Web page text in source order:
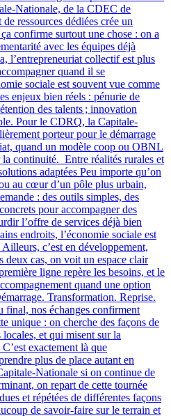
Nationale, de la CDEC de
ressources dédiées crée un
confirme surtout une chose : on a
avec les équipes déjà
l’entrepreneuriat collectif est plus
quand il se
sociale est souvent vue comme
enjeux bien réels : pénurie de
des talents ; innovation
Pour le CDRQ, la Capitale-
porteur pour le démarrage
quand un modèle coop ou OBNL
la continuité. Entre réalités rurales et
adaptées Peu importe qu’on
au cœur d’un pôle plus urbain,
: des outils simples, des
pour accompagner des
l’offre de services déjà bien
endroits, l’économie sociale est
c’est en développement,
deux cas, on voit un espace clair
ligne repère les besoins, et le
quand une option
Transformation. Reprise.
final, nos échanges confirment
unique : on cherche des façons de
et qui misent sur la
exactement là que
plus de place autant en
Nationale si on continue de
on repart de cette tournée
et répétées de différentes façons
de savoir-faire sur le terrain et